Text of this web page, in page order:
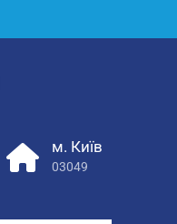
м. Київ
03049